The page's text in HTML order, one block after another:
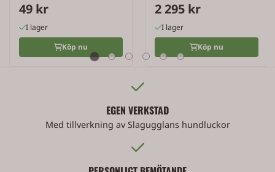
49 kr
I lager
Köp nu
2 295 kr
I lager
Köp nu
EGEN VERKSTAD
Med tillverkning av Slagugglans hundluckor